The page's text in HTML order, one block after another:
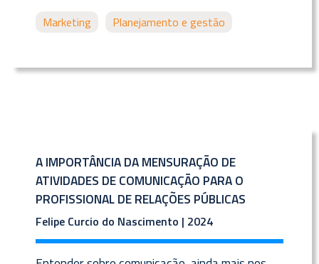
Marketing Planejamento e gestão
A IMPORTÂNCIA DA MENSURAÇÃO DE
ATIVIDADES DE COMUNICAÇÃO PARA O
PROFISSIONAL DE RELAÇÕES PÚBLICAS
Felipe Curcio do Nascimento | 2024